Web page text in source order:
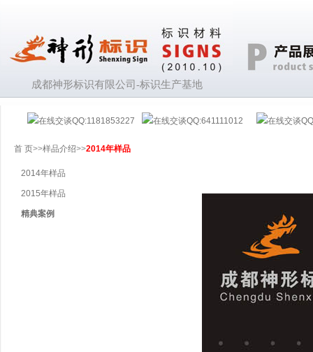
成都神形标识有限公司-标识生产基地
QQ:1181853227 QQ:641111012
首 页>>样品介绍>>2014年样品
2014年样品
2015年样品
精典案例